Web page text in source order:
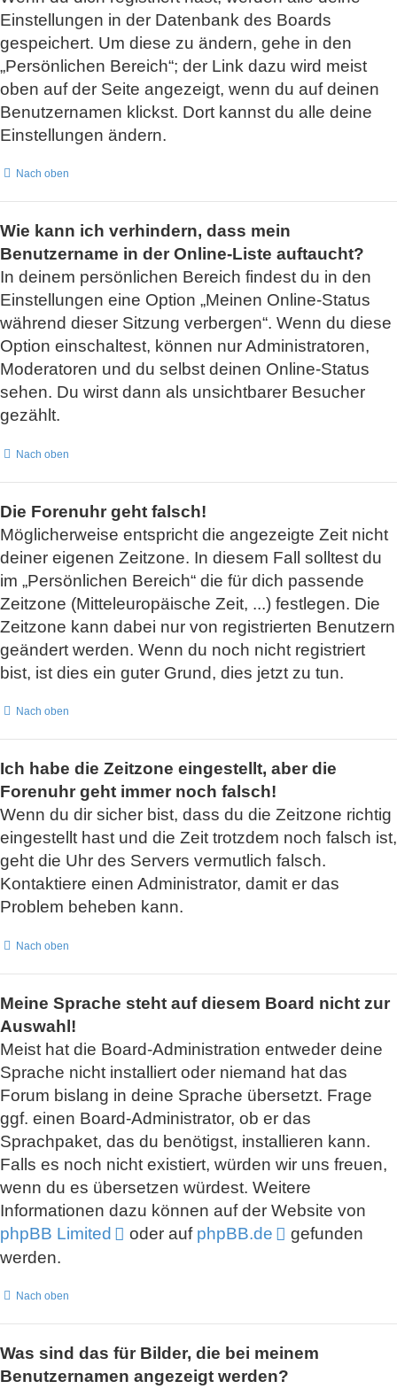
Einstellungen in der Datenbank des Boards
gespeichert. Um diese zu ändern, gehe in den
„Persönlichen Bereich“; der Link dazu wird meist
oben auf der Seite angezeigt, wenn du auf deinen
Benutzernamen klickst. Dort kannst du alle deine
Einstellungen ändern.
Nach oben
Wie kann ich verhindern, dass mein
Benutzername in der Online-Liste auftaucht?
In deinem persönlichen Bereich findest du in den
Einstellungen eine Option „Meinen Online-Status
während dieser Sitzung verbergen“. Wenn du diese
Option einschaltest, können nur Administratoren,
Moderatoren und du selbst deinen Online-Status
sehen. Du wirst dann als unsichtbarer Besucher
gezählt.
Nach oben
Die Forenuhr geht falsch!
Möglicherweise entspricht die angezeigte Zeit nicht
deiner eigenen Zeitzone. In diesem Fall solltest du
im „Persönlichen Bereich“ die für dich passende
Zeitzone (Mitteleuropäische Zeit, ...) festlegen. Die
Zeitzone kann dabei nur von registrierten Benutzern
geändert werden. Wenn du noch nicht registriert
bist, ist dies ein guter Grund, dies jetzt zu tun.
Nach oben
Ich habe die Zeitzone eingestellt, aber die
Forenuhr geht immer noch falsch!
Wenn du dir sicher bist, dass du die Zeitzone richtig
eingestellt hast und die Zeit trotzdem noch falsch ist,
geht die Uhr des Servers vermutlich falsch.
Kontaktiere einen Administrator, damit er das
Problem beheben kann.
Nach oben
Meine Sprache steht auf diesem Board nicht zur
Auswahl!
Meist hat die Board-Administration entweder deine
Sprache nicht installiert oder niemand hat das
Forum bislang in deine Sprache übersetzt. Frage
ggf. einen Board-Administrator, ob er das
Sprachpaket, das du benötigst, installieren kann.
Falls es noch nicht existiert, würden wir uns freuen,
wenn du es übersetzen würdest. Weitere
Informationen dazu können auf der Website von
phpBB Limited
oder auf phpBB.de
gefunden
werden.
Nach oben
Was sind das für Bilder, die bei meinem
Benutzernamen angezeigt werden?